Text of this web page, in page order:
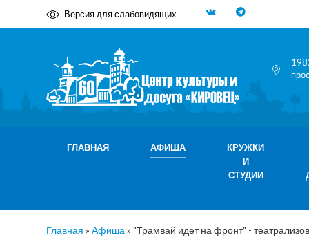
Версия для слабовидящих
ГЛАВНАЯ АФИША
КРУЖКИ
И
СТУДИИ
Главная » Афиша » "Трамвай идет на фронт" -